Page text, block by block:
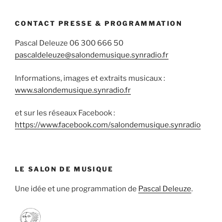
CONTACT PRESSE & PROGRAMMATION
Pascal Deleuze 06 300 666 50
pascaldeleuze@salondemusique.synradio.fr
Informations, images et extraits musicaux :
www.salondemusique.synradio.fr
et sur les réseaux Facebook :
https://www.facebook.com/salondemusique.synradio
LE SALON DE MUSIQUE
Une idée et une programmation de Pascal Deleuze.